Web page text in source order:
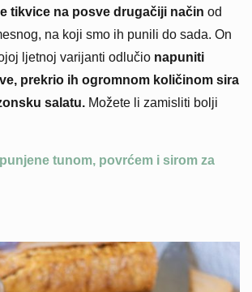
tikvice na posve drugačiji način od
na koji smo ih punili do sada. On
ljetnoj varijanti odlučio napuniti
prekrio ih ogromnom količinom sira
salatu. Možete li zamisliti bolji
tunom, povrćem i sirom za